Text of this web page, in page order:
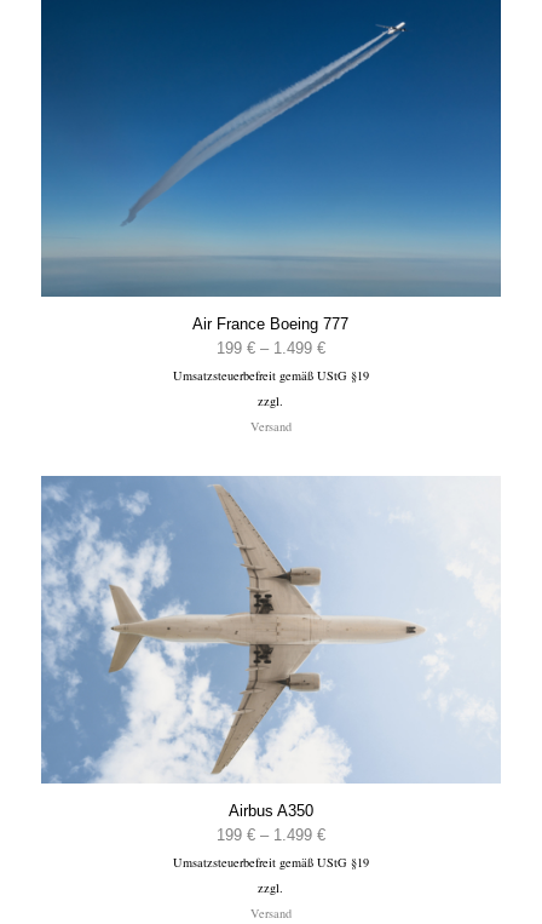
Air France Boeing 777
199 € – 1.499 €Preisspanne:
199 €
Umsatzsteuerbefreit gemäß UStG §19
zzgl.
Versand
Airbus A350
199 € – 1.499 €Preisspanne:
199 €
Umsatzsteuerbefreit gemäß UStG §19
zzgl.
Versand